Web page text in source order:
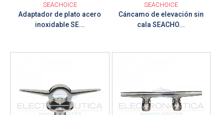
SEACHOICE
Adaptador de plato acero
inoxidable SE...
SEACHOICE
Cáncamo de elevación sin
cala SEACHO...